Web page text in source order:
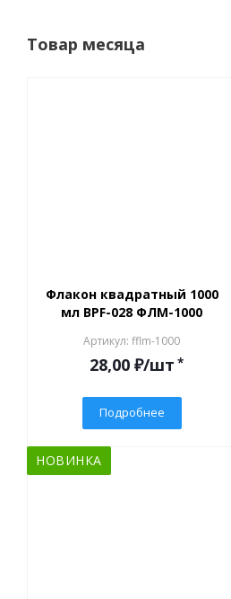
Товар месяца
Флакон квадратный 1000
мл BPF-028 ФЛМ-1000
Артикул: fflm-1000
28,00₽/шт *
Подробнее
НОВИНКА